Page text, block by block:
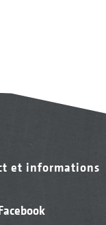
et informations